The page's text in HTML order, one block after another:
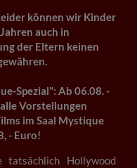
können wir Kinder
auch in
der Eltern keinen
Spezial": Ab 06.08. -
Vorstellungen
im Saal Mystique
- Euro!
Hollywood